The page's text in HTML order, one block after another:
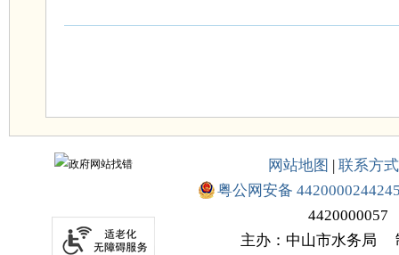
网站地图 | 联系方式
粤公网安备
4420000057
主办：中山市水务局